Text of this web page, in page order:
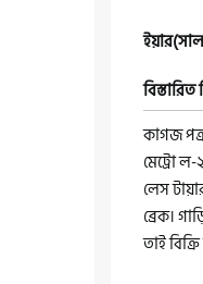
কাগজ
মেট্রো
লেস
ব্রেক।
তাই